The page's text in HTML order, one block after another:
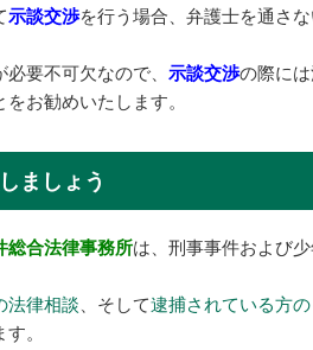
示談交渉を行う場合、弁護士を通さ
要不可欠なので、 示談交渉の際に
お勧めいたします。
ましょう
総合法律事務所は、刑事事件および
法律相談 、そして逮捕されている方
。